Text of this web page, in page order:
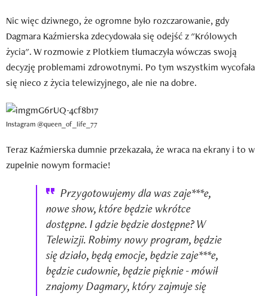
Nic więc dziwnego, że ogromne było rozczarowanie, gdy
Dagmara Kaźmierska zdecydowała się odejść z "Królowych
życia". W rozmowie z Plotkiem tłumaczyła wówczas swoją
decyzję problemami zdrowotnymi. Po tym wszystkim wycofała
się nieco z życia telewizyjnego, ale nie na dobre.
Instagram @queen_of_life_77
Teraz Kaźmierska dumnie przekazała, że wraca na ekrany i to w
zupełnie nowym formacie!
Przygotowujemy dla was zaje***e,
nowe show, które będzie wkrótce
dostępne. I gdzie będzie dostępne? W
Telewizji. Robimy nowy program, będzie
się działo, będą emocje, będzie zaje***e,
będzie cudownie, będzie pięknie - mówił
znajomy Dagmary, który zajmuje się